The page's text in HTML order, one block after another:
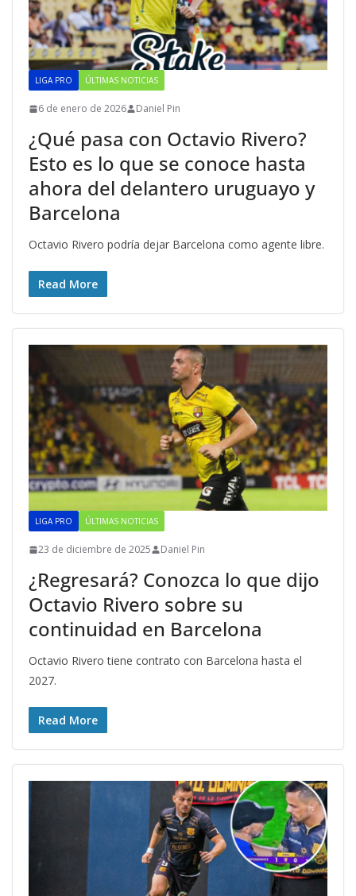
LIGA PRO ÚLTIMAS NOTICIAS
6 de enero de 2026 Daniel Pin
¿Qué pasa con Octavio Rivero?
Esto es lo que se conoce hasta
ahora del delantero uruguayo y
Barcelona
Octavio Rivero podría dejar Barcelona como agente libre.
Read More
LIGA PRO ÚLTIMAS NOTICIAS
23 de diciembre de 2025 Daniel Pin
¿Regresará? Conozca lo que dijo
Octavio Rivero sobre su
continuidad en Barcelona
Octavio Rivero tiene contrato con Barcelona hasta el
2027.
Read More